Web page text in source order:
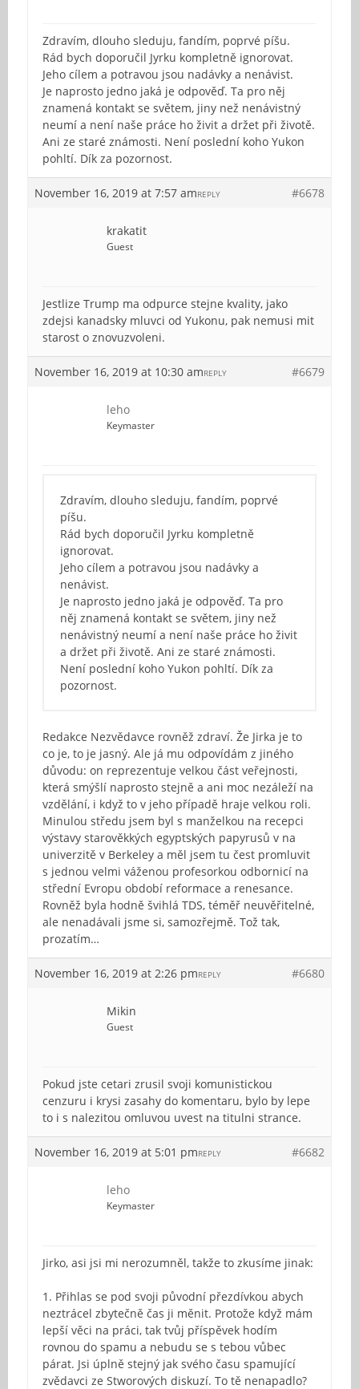
Zdravím, dlouho sleduju, fandím, poprvé píšu.
Rád bych doporučil Jyrku kompletně ignorovat.
Jeho cílem a potravou jsou nadávky a nenávist.
Je naprosto jedno jaká je odpověď. Ta pro něj
znamená kontakt se světem, jiny než nenávistný
neumí a není naše práce ho živit a držet při životě.
Ani ze staré známosti. Není poslední koho Yukon
pohltí. Dík za pozornost.
November 16, 2019 at 7:57 am #6678
REPLY
krakatit
Guest
Jestlize Trump ma odpurce stejne kvality, jako
zdejsi kanadsky mluvci od Yukonu, pak nemusi mit
starost o znovuzvoleni.
November 16, 2019 at 10:30 am #6679
REPLY
leho
Keymaster
Zdravím, dlouho sleduju, fandím, poprvé
píšu.
Rád bych doporučil Jyrku kompletně
ignorovat.
Jeho cílem a potravou jsou nadávky a
nenávist.
Je naprosto jedno jaká je odpověď. Ta pro
něj znamená kontakt se světem, jiny než
nenávistný neumí a není naše práce ho živit
a držet při životě. Ani ze staré známosti.
Není poslední koho Yukon pohltí. Dík za
pozornost.
Redakce Nezvědavce rovněž zdraví. Že Jirka je to
co je, to je jasný. Ale já mu odpovídám z jiného
důvodu: on reprezentuje velkou část veřejnosti,
která smýšlí naprosto stejně a ani moc nezáleží na
vzdělání, i když to v jeho případě hraje velkou roli.
Minulou středu jsem byl s manželkou na recepci
výstavy starověkkých egyptských papyrusů v na
univerzitě v Berkeley a měl jsem tu čest promluvit
s jednou velmi váženou profesorkou odbornicí na
střední Evropu období reformace a renesance.
Rovněž byla hodně švihlá TDS, téměř neuvěřitelné,
ale nenadávali jsme si, samozřejmě. Tož tak,
prozatím…
November 16, 2019 at 2:26 pm #6680
REPLY
Mikin
Guest
Pokud jste cetari zrusil svoji komunistickou
cenzuru i krysi zasahy do komentaru, bylo by lepe
to i s nalezitou omluvou uvest na titulni strance.
November 16, 2019 at 5:01 pm #6682
REPLY
leho
Keymaster
Jirko, asi jsi mi nerozumněl, takže to zkusíme jinak:
1. Přihlas se pod svoji původní přezdívkou abych
neztrácel zbytečně čas ji měnit. Protože když mám
lepší věci na práci, tak tvůj příspěvek hodím
rovnou do spamu a nebudu se s tebou vůbec
párat. Jsi úplně stejný jak svého času spamující
zvědavci ze Stworových diskuzí. To tě nenapadlo?